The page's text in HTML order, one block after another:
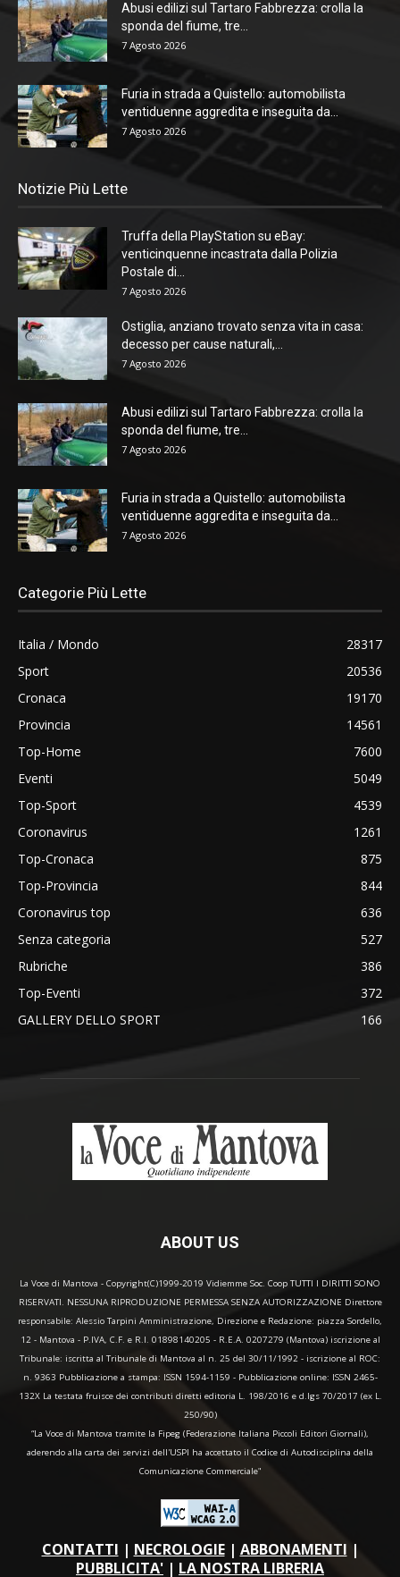
Abusi edilizi sul Tartaro Fabbrezza: crolla la
sponda del fiume, tre...
7 Agosto 2026
Furia in strada a Quistello: automobilista
ventiduenne aggredita e inseguita da...
7 Agosto 2026
Notizie Più Lette
Truffa della PlayStation su eBay:
venticinquenne incastrata dalla Polizia
Postale di...
7 Agosto 2026
Ostiglia, anziano trovato senza vita in casa:
decesso per cause naturali,...
7 Agosto 2026
Abusi edilizi sul Tartaro Fabbrezza: crolla la
sponda del fiume, tre...
7 Agosto 2026
Furia in strada a Quistello: automobilista
ventiduenne aggredita e inseguita da...
7 Agosto 2026
Categorie Più Lette
Italia / Mondo
28317
Sport
20536
Cronaca
19170
Provincia
14561
Top-Home
7600
Eventi
5049
Top-Sport
4539
Coronavirus
1261
Top-Cronaca
875
Top-Provincia
844
Coronavirus top
636
Senza categoria
527
Rubriche
386
Top-Eventi
372
GALLERY DELLO SPORT
166
ABOUT US
La Voce di Mantova - Copyright(C)1999-2019 Vidiemme Soc. Coop TUTTI I DIRITTI SONO
RISERVATI. NESSUNA RIPRODUZIONE PERMESSA SENZA AUTORIZZAZIONE Direttore
responsabile: Alessio Tarpini Amministrazione, Direzione e Redazione: piazza Sordello,
12 - Mantova - P.IVA, C.F. e R.I. 01898140205 - R.E.A. 0207279 (Mantova) iscrizione al
Tribunale: iscritta al Tribunale di Mantova al n. 25 del 30/11/1992 - iscrizione al ROC:
n. 9363 Pubblicazione a stampa: ISSN 1594-1159 - Pubblicazione online: ISSN 2465-
132X La testata fruisce dei contributi diretti editoria L. 198/2016 e d.lgs 70/2017 (ex L.
250/90)
“La Voce di Mantova tramite la Fipeg (Federazione Italiana Piccoli Editori Giornali),
aderendo alla carta dei servizi dell'USPI ha accettato il Codice di Autodisciplina della
Comunicazione Commerciale"
CONTATTI | NECROLOGIE| ABBONAMENTI |
PUBBLICITA' | LA NOSTRA LIBRERIA